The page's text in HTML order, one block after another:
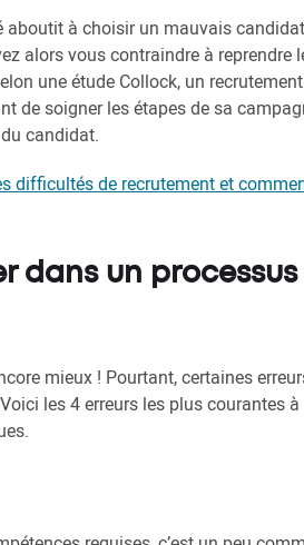
aboutit à choisir un mauvais
alors vous contraindre à reprendre
une étude Collock, un
de soigner les étapes de sa
candidat.
difficultés de recrutement et
dans un processus
mieux ! Pourtant, certaines
les 4 erreurs les plus courantes